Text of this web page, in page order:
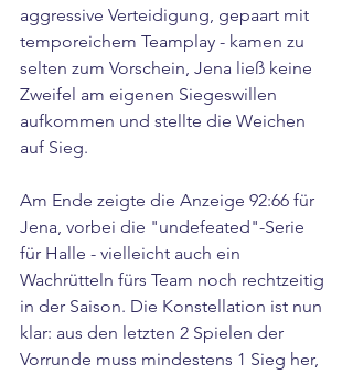
aggressive Verteidigung, gepaart mit
temporeichem Teamplay - kamen zu
selten zum Vorschein, Jena ließ keine
Zweifel am eigenen Siegeswillen
aufkommen und stellte die Weichen
auf Sieg.
Am Ende zeigte die Anzeige 92:66 für
Jena, vorbei die "undefeated"-Serie
für Halle - vielleicht auch ein
Wachrütteln fürs Team noch rechtzeitig
in der Saison. Die Konstellation ist nun
klar: aus den letzten 2 Spielen der
Vorrunde muss mindestens 1 Sieg her,